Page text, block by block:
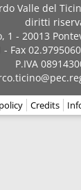
Valle del
diritti
1 - 20013
Fax
P.IVA
Credits